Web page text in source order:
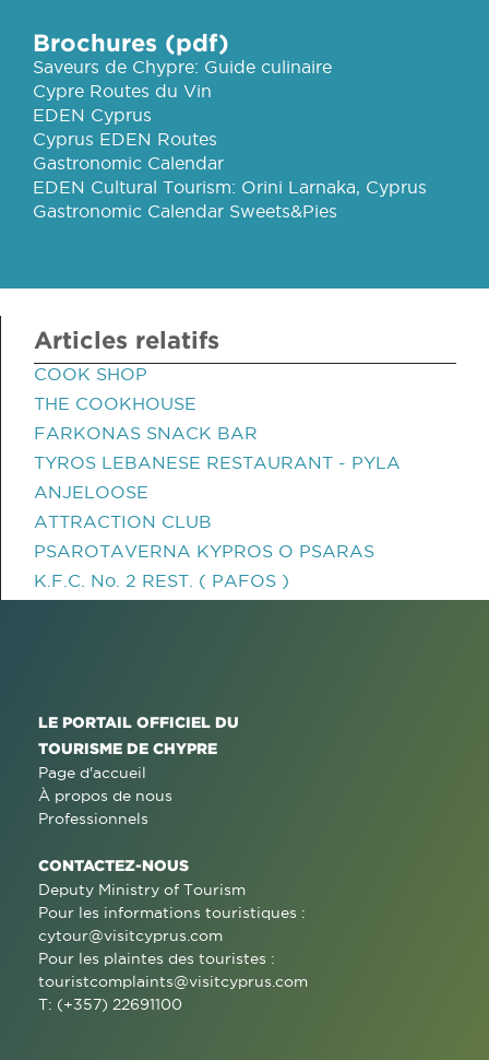
Brochures (pdf)
Saveurs de Chypre: Guide culinaire
Cypre Routes du Vin
EDEN Cyprus
Cyprus EDEN Routes
Gastronomic Calendar
EDEN Cultural Tourism: Orini Larnaka, Cyprus
Gastronomic Calendar Sweets&Pies
Articles relatifs
COOK SHOP
THE COOKHOUSE
FARKONAS SNACK BAR
TYROS LEBANESE RESTAURANT - PYLA
ANJELOOSE
ATTRACTION CLUB
PSAROTAVERNA KYPROS O PSARAS
K.F.C. No. 2 REST. ( PAFOS )
LE PORTAIL OFFICIEL DU
TOURISME DE CHYPRE
Page d'accueil
À propos de nous
Professionnels
CONTACTEZ-NOUS
Deputy Ministry of Tourism
Pour les informations touristiques :
cytour@visitcyprus.com
Pour les plaintes des touristes :
touristcomplaints@visitcyprus.com
T: (+357) 22691100